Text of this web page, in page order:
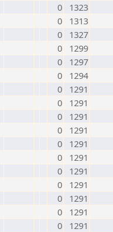
0
1323
0
1313
0
1327
0
1299
0
1297
0
1294
0
1291
0
1291
0
1291
0
1291
0
1291
0
1291
0
1291
0
1291
0
1291
0
1291
0
1291